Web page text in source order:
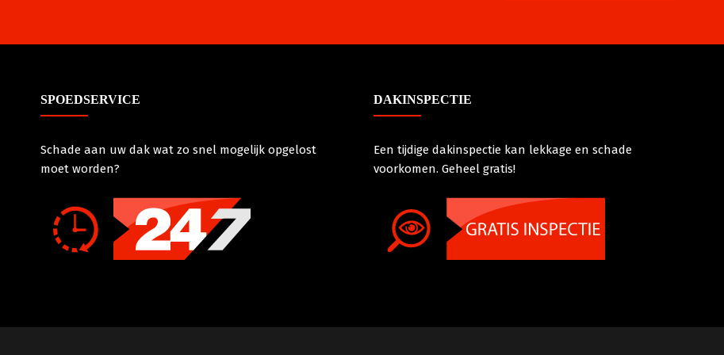
SPOEDSERVICE
Schade aan uw dak wat zo snel mogelijk opgelost
moet worden?
DAKINSPECTIE
Een tijdige dakinspectie kan lekkage en schade
voorkomen. Geheel gratis!